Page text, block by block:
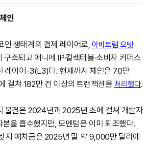
인
인 생태계의 결제 레이어로,아비트럼 오빗
구축되고 애니메 IP·컬렉터블·소비자 커머스
레이어-3(L3)다. 현재까지 체인은 70만
걸쳐 182만 건 이상의 트랜잭션을처리했다.
물결은 2024년과 2025년 초에 걸쳐 개발자
을 흡수했지만, 모멘텀은 이미 퇴조했다.
지 예치금은 2025년 말 약 9,000만 달러에